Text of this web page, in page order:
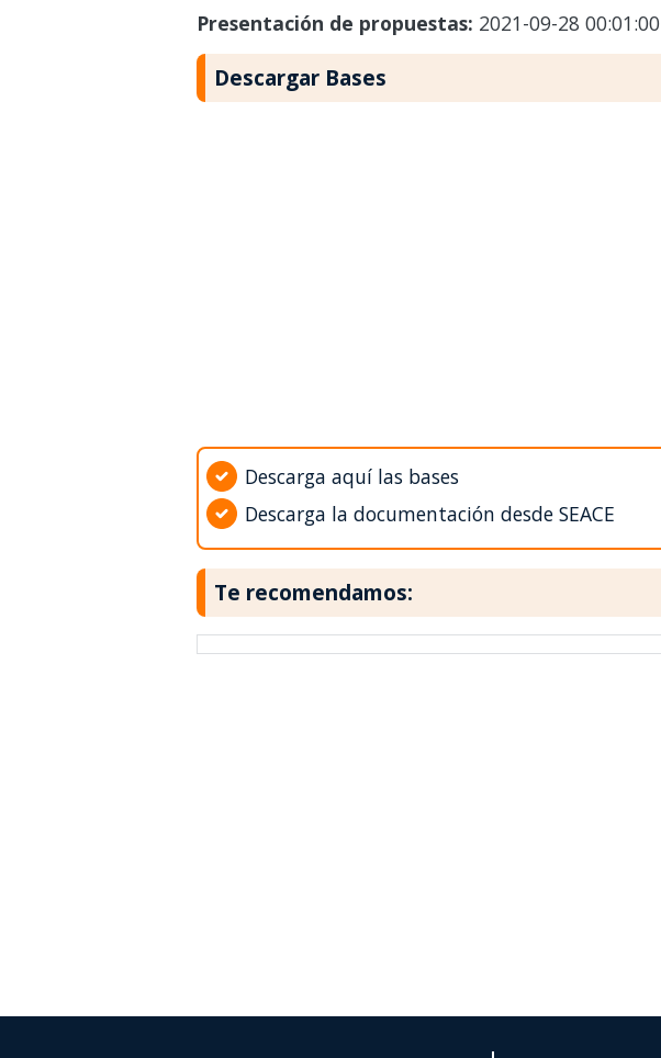
Presentación de propuestas: 2021-09-28 00:01:00
Descargar Bases
Descarga aquí las bases
Descarga la documentación desde SEACE
Te recomendamos: